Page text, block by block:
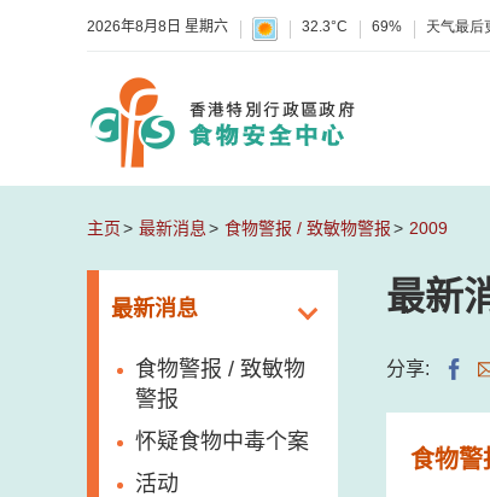
2026年8月8日 星期六 32.3°C 69% 天气最后
主页 最新消息 食物警报 / 致敏物警报 2009
最新消息
食物警报 / 致敏物
警报
怀疑食物中毒个案
活动
最新
分享:
食物警